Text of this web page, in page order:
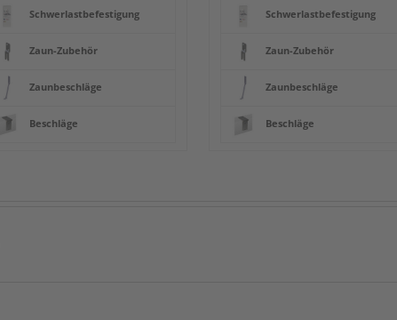
Schwerlastbefestigung
Zaun-Zubehör
Zaunbeschläge
Beschläge
Schwerlastbefestigung
Zaun-Zubehör
Zaunbeschläge
Beschläge